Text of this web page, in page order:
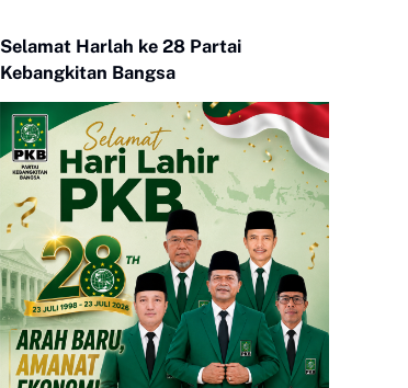
Selamat Harlah ke 28 Partai
Kebangkitan Bangsa